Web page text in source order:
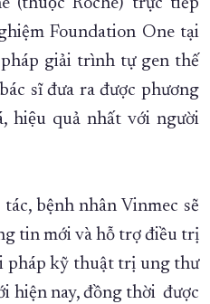
(thuộc Roche) trực tiếp
Foundation One tại
giải trình tự gen thế
sĩ đưa ra được phương
hiệu quả nhất với người
bệnh nhân Vinmec sẽ
tin mới và hỗ trợ điều trị
pháp kỹ thuật trị ung thư
hiện nay, đồng thời được